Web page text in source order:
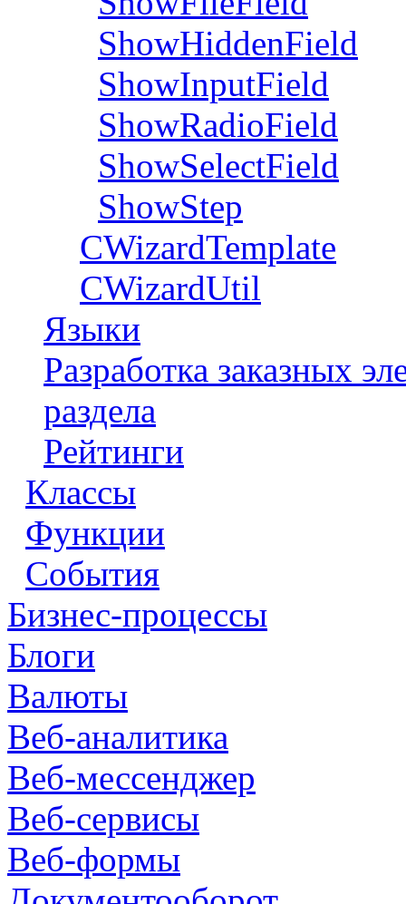
ShowHiddenField
ShowInputField
ShowRadioField
ShowSelectField
ShowStep
CWizardTemplate
CWizardUtil
Языки
Разработка заказных
раздела
Рейтинги
Классы
Функции
События
Бизнес-процессы
Блоги
Валюты
Веб-аналитика
Веб-мессенджер
Веб-сервисы
Веб-формы